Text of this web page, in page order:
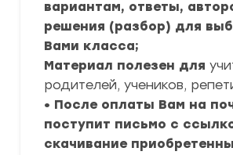
вариантам, ответы,
решения (разбор) для
Вами класса;
Материал полезен для
родителей, учеников,
• После оплаты Вам на
поступит письмо с
скачивание